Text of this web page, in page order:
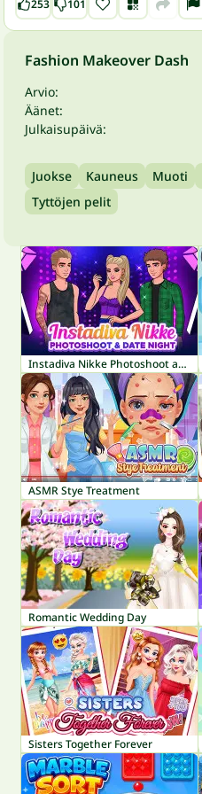
253 101
Fashion Makeover Dash
Arvio:
Äänet:
Julkaisupäivä:
Juokse Kauneus Muoti
Tyttöjen pelit
Instadiva Nikke Photoshoot and Date Night
ASMR Stye Treatment
Romantic Wedding Day
Sisters Together Forever